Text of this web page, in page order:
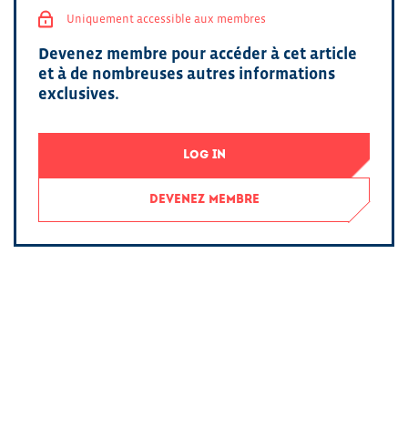
Uniquement accessible aux membres
Devenez membre pour accéder à cet article
et à de nombreuses autres informations
exclusives.
LOG IN
DEVENEZ MEMBRE